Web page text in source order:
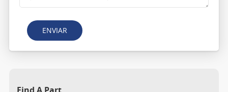
ENVIAR
Find A Part